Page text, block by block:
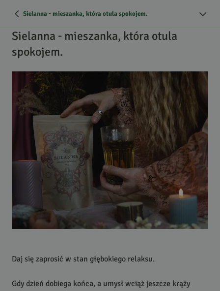
Sielanna - mieszanka, która otula spokojem.
Sielanna - mieszanka, która otula
spokojem.
Daj się zaprosić w stan głębokiego relaksu.
Gdy dzień dobiega końca, a umysł wciąż jeszcze krąży